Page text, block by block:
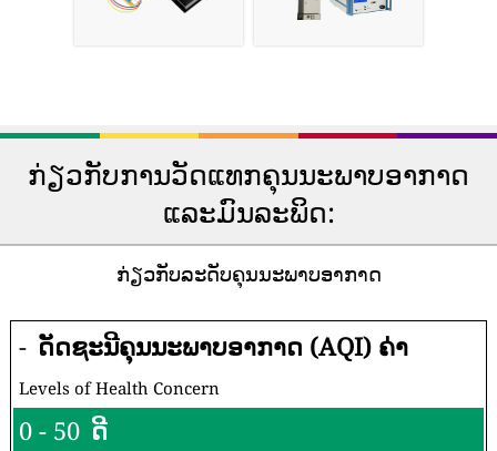
ກ່ຽວກັບການວັດແທກຄຸນນະພາບອາກາດ
ແລະມົນລະພິດ:
ກ່ຽວກັບລະດັບຄຸນນະພາບອາກາດ
- ດັດຊະນີຄຸນນະພາບອາກາດ (AQI) ຄ່າ
Levels of Health Concern
0 - 50 ດີ